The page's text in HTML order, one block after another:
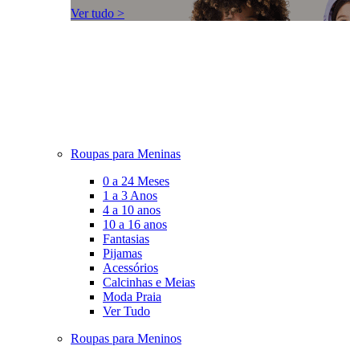
Ver tudo >
Roupas para Meninas
0 a 24 Meses
1 a 3 Anos
4 a 10 anos
10 a 16 anos
Fantasias
Pijamas
Acessórios
Calcinhas e Meias
Moda Praia
Ver Tudo
Roupas para Meninos